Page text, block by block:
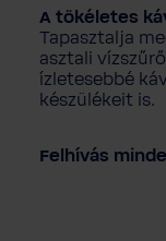
A tökéletes
Tapasztalja
asztali
ízletesebbé
készülékeit is.
Felhívás